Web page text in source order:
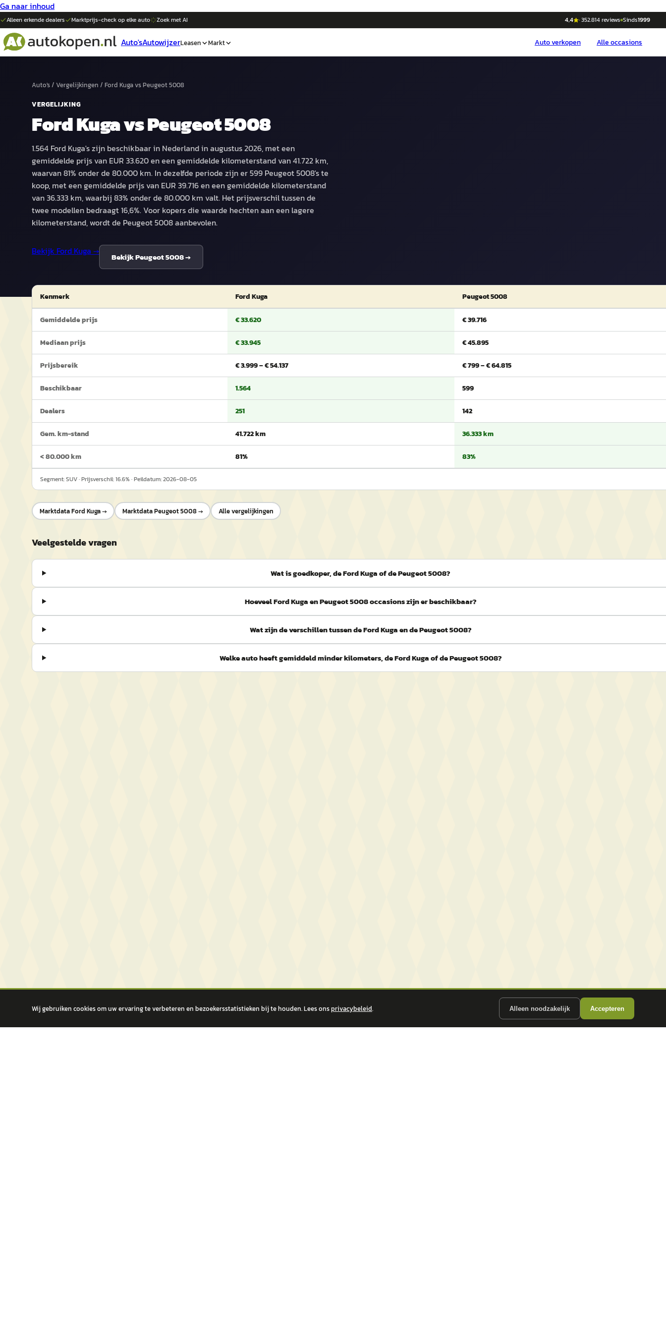
Ga naar inhoud
Alleen erkende dealers Marktprijs-check op elkeauto Zoek met AI 4,4 ·352.814reviews Sinds1999
Auto'sAutowijzerLeasen Markt Autoverkopen Alle occasions
Auto's/ Vergelijkingen / Ford KugavsPeugeot 5008
VERGELIJKING
Ford KugavsPeugeot 5008
1.564 Ford Kuga's zijn beschikbaar in Nederland in augustus 2026, met een
gemiddelde prijs van EUR 33.620 en een gemiddelde kilometerstand van 41.722 km,
waarvan 81% onder de 80.000 km. In dezelfde periode zijn er 599 Peugeot 5008's te
koop, met een gemiddelde prijs van EUR 39.716 en een gemiddelde kilometerstand
van 36.333 km, waarbij 83% onder de 80.000 km valt. Het prijsverschil tussen de
twee modellen bedraagt 16,6%. Voor kopers die waarde hechten aan een lagere
kilometerstand, wordt de Peugeot 5008 aanbevolen.
Bekijk Ford Kuga →
BekijkPeugeot 5008→
Kenmerk Ford Kuga Peugeot 5008
Gemiddelde prijs € 33.620 € 39.716
Mediaan prijs € 33.945 € 45.895
Prijsbereik € 3.999 – € 54.137 € 799 – € 64.815
Beschikbaar 1.564 599
Dealers 251 142
Gem. km-stand 41.722 km 36.333 km
< 80.000 km 81% 83%
Segment:SUV· Prijsverschil:16.6% · Peildatum:2026-08-05
MarktdataFord Kuga→ MarktdataPeugeot 5008→ Alle vergelijkingen
Veelgestelde vragen
Wat is goedkoper, de Ford Kuga of de Peugeot 5008?
Hoeveel Ford Kuga en Peugeot 5008 occasions zijn er beschikbaar?
Wat zijn de verschillen tussen de Ford Kuga en de Peugeot 5008?
Welke auto heeft gemiddeld minder kilometers, de Ford Kuga of de Peugeot 5008?
Wij gebruiken cookies om uw ervaring te verbeteren en bezoekersstatistieken bij te houden. Lees onsprivacybeleid. Alleen noodzakelijk Accepteren